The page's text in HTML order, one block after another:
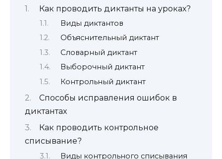
Как проводить диктанты на уроках?
Виды диктантов
Объяснительный диктант
Словарный диктант
Выборочный диктант
Контрольный диктант
Способы исправления ошибок в
диктантах
Как проводить контрольное
списывание?
Виды контрольного списывания